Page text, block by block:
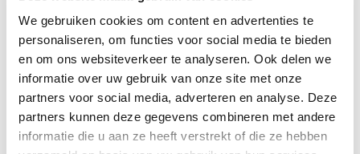
We gebruiken cookies om content en advertenties te
personaliseren, om functies voor social media te bieden
en om ons websiteverkeer te analyseren. Ook delen we
informatie over uw gebruik van onze site met onze
partners voor social media, adverteren en analyse. Deze
partners kunnen deze gegevens combineren met andere
informatie die u aan ze heeft verstrekt of die ze hebben
Heb jij nog vragen over voeding voor jonge paarden of heb
je andere vragen? Schroom niet en neem contact met ons
op. App 06-21959869 of bel naar onze klantenservice: 050-